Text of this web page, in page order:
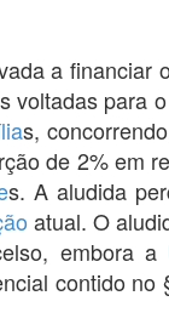
a financiar
voltadas para
s,
de 2% em
s. A aludida
atual. O
embora a
contido no